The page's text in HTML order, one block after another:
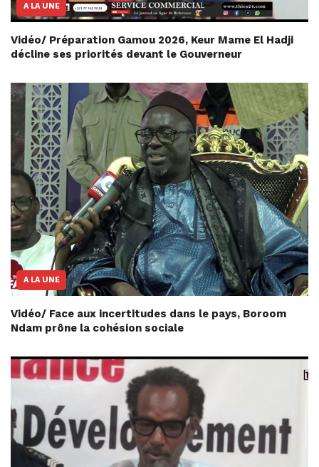
A LA UNE
Vidéo/ Préparation Gamou 2026, Keur Mame El Hadji
décline ses priorités devant le Gouverneur
A LA UNE
Vidéo/ Face aux incertitudes dans le pays, Boroom
Ndam prône la cohésion sociale